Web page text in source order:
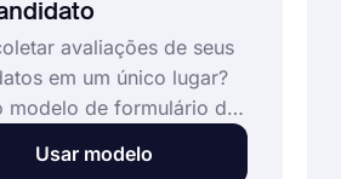
avaliações de seus
em um único lugar?
modelo de formulário de
de candidatos, você
rapidamente
Usar modelo